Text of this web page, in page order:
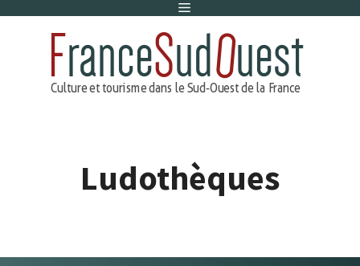
Menu
Ludothèques